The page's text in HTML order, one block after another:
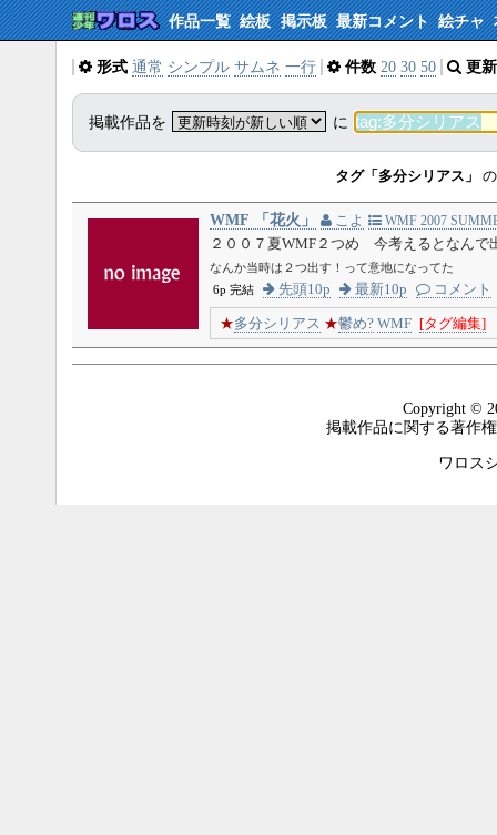
作品一覧 絵板 掲示板 最新コメント 絵チャ
形式 通常 シンプル サムネ 一行 件数 20 30 50 更
掲載作品を に
タグ「多分シリアス」
WMF 「花火」 こよ
WMF 2007
２００７夏WMF２つめ 今考えるとなんで
なんか当時は２つ出す！って意地になってた
6p 完結
先頭10p 最新10p コメント
★多分シリアス ★鬱め? WMF [タグ編集]
Copyright ©
掲載作品に関する著作
ワロス